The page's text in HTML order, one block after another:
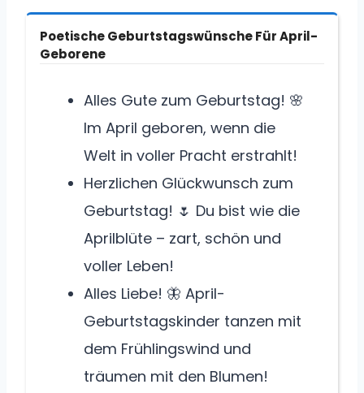
Poetische Geburtstagswünsche Für April-
Geborene
Alles Gute zum Geburtstag! 🌸
Im April geboren, wenn die
Welt in voller Pracht erstrahlt!
Herzlichen Glückwunsch zum
Geburtstag! 🌷 Du bist wie die
Aprilblüte – zart, schön und
voller Leben!
Alles Liebe! 🦋 April-
Geburtstagskinder tanzen mit
dem Frühlingswind und
träumen mit den Blumen!